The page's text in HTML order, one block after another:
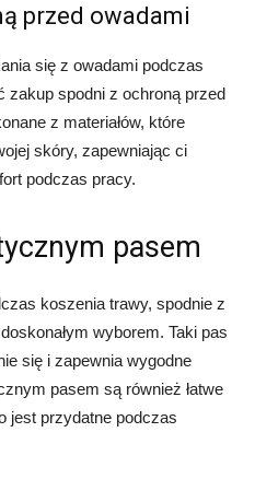
przed owadami
się z owadami podczas
zakup spodni z ochroną przed
z materiałów, które
skóry, zapewniając ci
podczas pracy.
pasem
koszenia trawy, spodnie z
wyborem. Taki pas
się i zapewnia wygodne
pasem są również łatwe
jest przydatne podczas